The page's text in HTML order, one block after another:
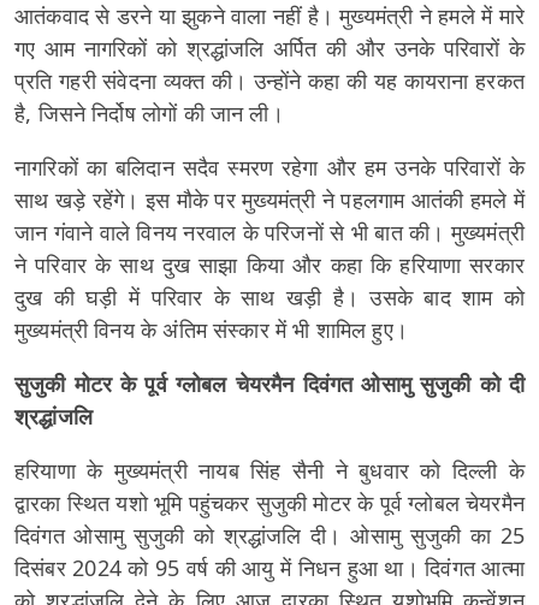
आतंकवाद से डरने या झुकने वाला नहीं है। मुख्यमंत्री ने हमले में मारे
गए आम नागरिकों को श्रद्धांजलि अर्पित की और उनके परिवारों के
प्रति गहरी संवेदना व्यक्त की। उन्होंने कहा की यह कायराना हरकत
है, जिसने निर्दोष लोगों की जान ली।
नागरिकों का बलिदान सदैव स्मरण रहेगा और हम उनके परिवारों के
साथ खड़े रहेंगे। इस मौके पर मुख्यमंत्री ने पहलगाम आतंकी हमले में
जान गंवाने वाले विनय नरवाल के परिजनों से भी बात की। मुख्यमंत्री
ने परिवार के साथ दुख साझा किया और कहा कि हरियाणा सरकार
दुख की घड़ी में परिवार के साथ खड़ी है। उसके बाद शाम को
मुख्यमंत्री विनय के अंतिम संस्कार में भी शामिल हुए।
सुजुकी मोटर के पूर्व ग्लोबल चेयरमैन दिवंगत ओसामु सुजुकी को दी
श्रद्धांजलि
हरियाणा के मुख्यमंत्री नायब सिंह सैनी ने बुधवार को दिल्ली के
द्वारका स्थित यशो भूमि पहुंचकर सुजुकी मोटर के पूर्व ग्लोबल चेयरमैन
दिवंगत ओसामु सुजुकी को श्रद्धांजलि दी। ओसामु सुजुकी का 25
दिसंबर 2024 को 95 वर्ष की आयु में निधन हुआ था। दिवंगत आत्मा